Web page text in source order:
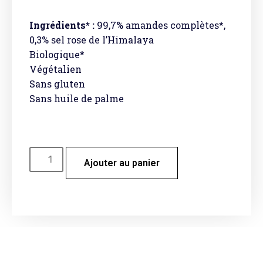
Ingrédients* : 99,7% amandes complètes*,
0,3% sel rose de l’Himalaya
Biologique*
Végétalien
Sans gluten
Sans huile de palme
Ajouter au panier